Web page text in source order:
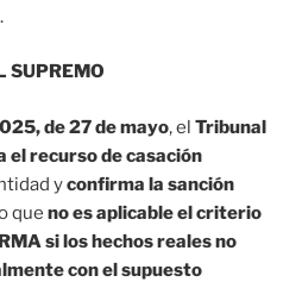
SUPREMO
de 27 de mayo, el Tribunal
el recurso de casación
yconfirma la sanción
que no es aplicable el criterio
si los hechos reales no
con el supuesto